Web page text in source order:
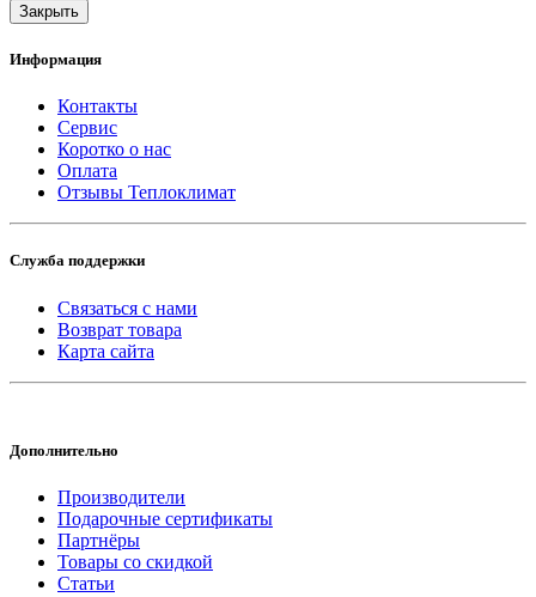
Закрыть
Информация
Контакты
Сервис
Коротко о нас
Оплата
Отзывы Теплоклимат
Служба поддержки
Связаться с нами
Возврат товара
Карта сайта
Дополнительно
Производители
Подарочные сертификаты
Партнёры
Товары со скидкой
Статьи